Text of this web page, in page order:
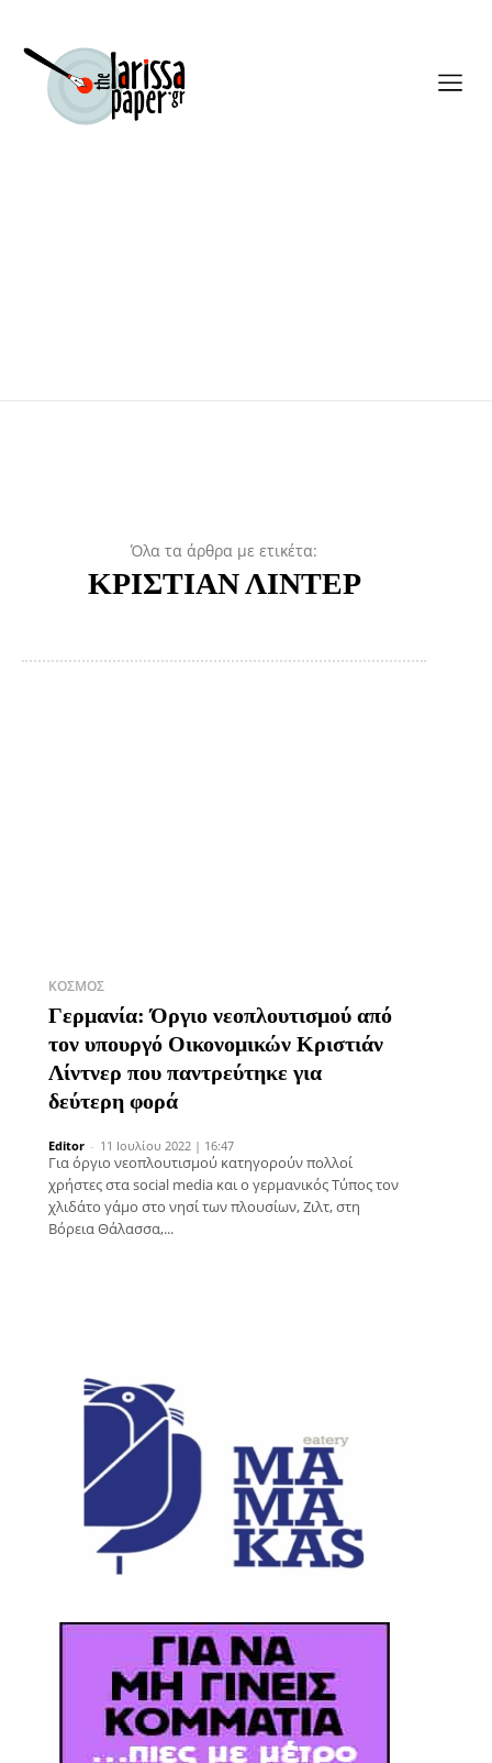
Όλα τα άρθρα με ετικέτα:
ΚΡΙΣΤΙΑΝ ΛΙΝΤΕΡ
ΚΌΣΜΟΣ
Γερμανία: Όργιο νεοπλουτισμού από
τον υπουργό Οικονομικών Κριστιάν
Λίντνερ που παντρεύτηκε για
δεύτερη φορά
Editor - 11 Ιουλίου 2022 | 16:47
Για όργιο νεοπλουτισμού κατηγορούν πολλοί
χρήστες στα social media και ο γερμανικός Τύπος τον
χλιδάτο γάμο στο νησί των πλουσίων, Ζιλτ, στη
Βόρεια Θάλασσα,...